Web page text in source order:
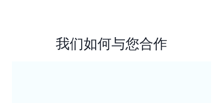
我们如何与您合作